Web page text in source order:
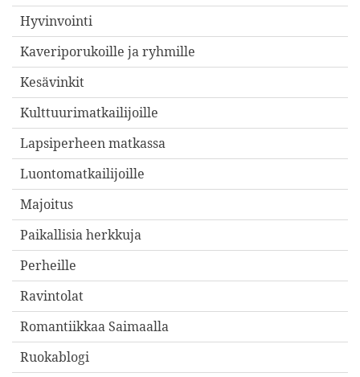
Hyvinvointi
Kaveriporukoille ja ryhmille
Kesävinkit
Kulttuurimatkailijoille
Lapsiperheen matkassa
Luontomatkailijoille
Majoitus
Paikallisia herkkuja
Perheille
Ravintolat
Romantiikkaa Saimaalla
Ruokablogi